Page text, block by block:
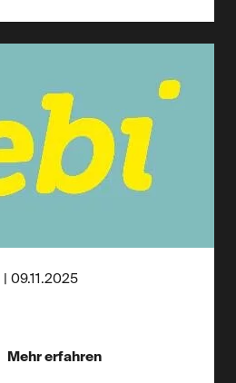
09.11.2025
Mehr erfahren